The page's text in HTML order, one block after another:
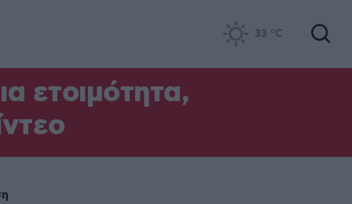
33 °C
ετοιμότητα,